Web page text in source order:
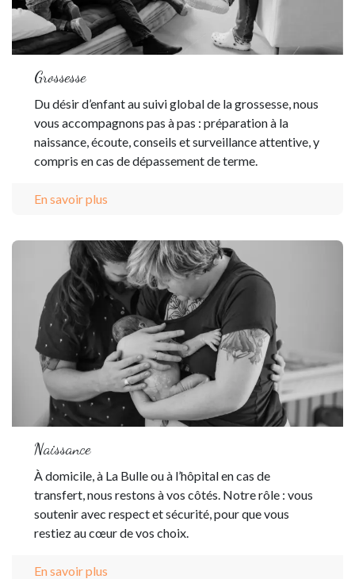
Grossesse
Du désir d’enfant au suivi global de la grossesse, nous
vous accompagnons pas à pas : préparation à la
naissance, écoute, conseils et surveillance attentive, y
compris en cas de dépassement de terme.
En savoir plus
Naissance
À domicile, à La Bulle ou à l’hôpital en cas de
transfert, nous restons à vos côtés. Notre rôle : vous
soutenir avec respect et sécurité, pour que vous
restiez au cœur de vos choix.
En savoir plus